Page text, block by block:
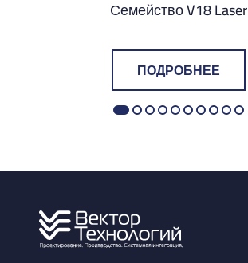
Семейство V18 Laser
ПОДРОБНЕЕ